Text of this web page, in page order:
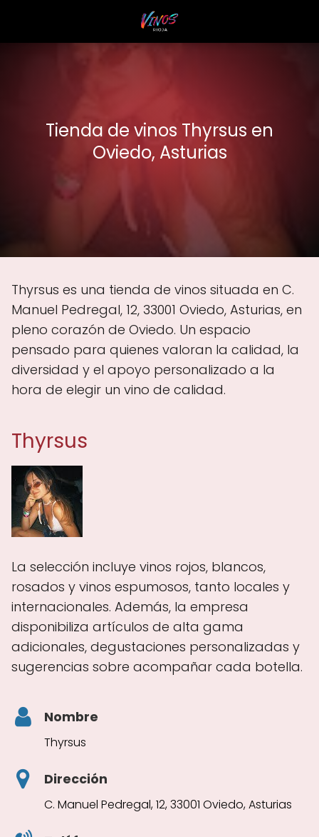
Tienda de vinos Thyrsus en
Oviedo, Asturias
Thyrsus es una tienda de vinos situada en C.
Manuel Pedregal, 12, 33001 Oviedo, Asturias, en
pleno corazón de Oviedo. Un espacio
pensado para quienes valoran la calidad, la
diversidad y el apoyo personalizado a la
hora de elegir un vino de calidad.
Thyrsus
La selección incluye vinos rojos, blancos,
rosados y vinos espumosos, tanto locales y
internacionales. Además, la empresa
disponibiliza artículos de alta gama
adicionales, degustaciones personalizadas y
sugerencias sobre acompañar cada botella.
Nombre
Thyrsus
Dirección
C. Manuel Pedregal, 12, 33001 Oviedo, Asturias